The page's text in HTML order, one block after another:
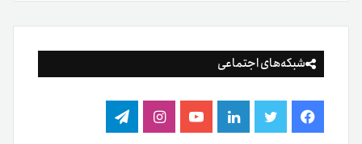
شبکه‌های اجتماعی
فیس توییتر لینکدینیوتیوباینستاگرام
تلگرام